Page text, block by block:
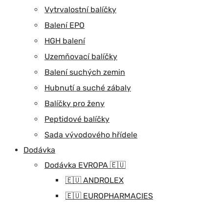
Vytrvalostní balíčky
Balení EPO
HGH balení
Uzemňovací balíčky
Balení suchých zemin
Hubnutí a suché zábaly
Balíčky pro ženy
Peptidové balíčky
Sada vývodového hřídele
Dodávka
Dodávka EVROPA 🇪🇺
🇪🇺 ANDROLEX
🇪🇺 EUROPHARMACIES